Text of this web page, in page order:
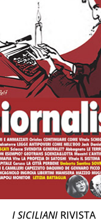
I SICILIANI RIVISTA